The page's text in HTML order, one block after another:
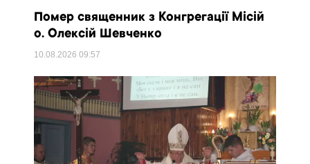
Помер священник з Конгрегації Місій
о. Олексій Шевченко
10.08.202609:57